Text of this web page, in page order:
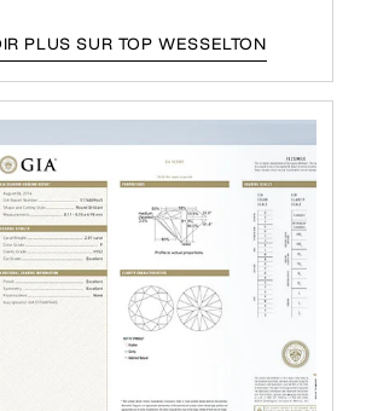
PLUS SUR TOP WESSELTON